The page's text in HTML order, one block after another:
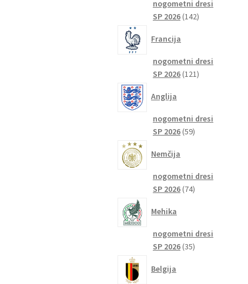
nogometni dresi
SP 2026 142142
Francija
nogometni dresi
SP 2026 121121
Anglija
nogometni dresi
SP 2026 5959
Nemčija
nogometni dresi
SP 2026 7474
Mehika
nogometni dresi
SP 2026 3535
Belgija